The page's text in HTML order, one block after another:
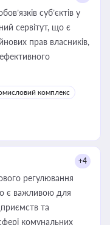
суб’єктів у
сервітут, що є
прав власників,
комплекс
+4
регулювання
є важливою для
та
комунальних